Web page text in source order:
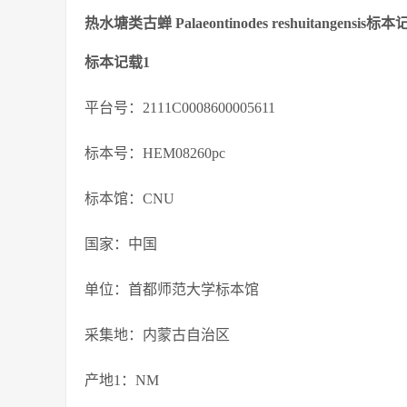
热水塘类古蝉 Palaeontinodes reshuitangensis标本
标本记载1
平台号：2111C0008600005611
标本号：HEM08260pc
标本馆：CNU
国家：中国
单位：首都师范大学标本馆
采集地：内蒙古自治区
产地1：NM